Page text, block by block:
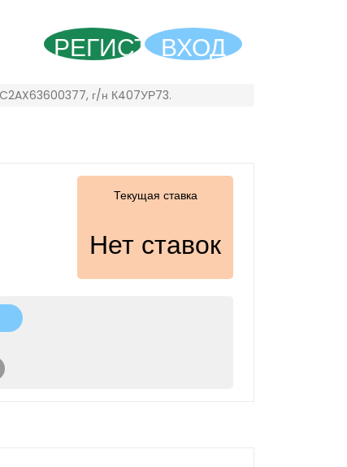
РЕГИСТРАЦИЯ
ВХОД
г/н К407УР73.
Текущая ставка
Нет ставок